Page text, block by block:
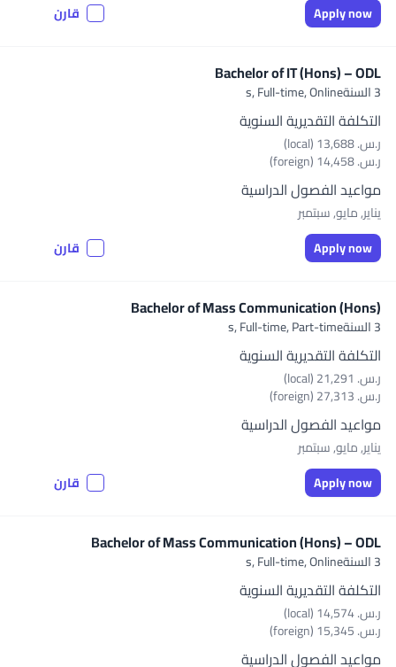
Apply now قارن
Bachelor of IT (Hons) – ODL
3 السنةs, Full-time, Online
التكلفة التقديرية السنوية
ر.س.‏ 13,688 (local)
ر.س.‏ 14,458 (foreign)
مواعيد الفصول الدراسية
يناير, مايو, سبتمبر
Apply now
قارن
Bachelor of Mass Communication (Hons)
3 السنةs, Full-time, Part-time
التكلفة التقديرية السنوية
ر.س.‏ 21,291 (local)
ر.س.‏ 27,313 (foreign)
مواعيد الفصول الدراسية
يناير, مايو, سبتمبر
Apply now
قارن
Bachelor of Mass Communication (Hons) – ODL
3 السنةs, Full-time, Online
التكلفة التقديرية السنوية
ر.س.‏ 14,574 (local)
ر.س.‏ 15,345 (foreign)
مواعيد الفصول الدراسية